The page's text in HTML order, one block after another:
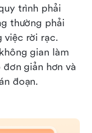
trình phải
thường phải
việc rời rạc.
gian làm
giản hơn và
đoạn.